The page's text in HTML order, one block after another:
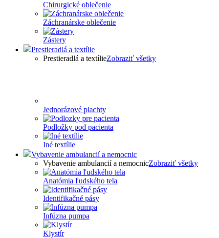
Chirurgické oblečenie
Záchranárske oblečenie
Zástery
Prestieradlá a textílie
Prestieradlá a textílieZobraziť všetky
Jednorázové plachty
Podložky pod pacienta
Iné textílie
Vybavenie ambulancií a nemocnic
Vybavenie ambulancií a nemocnicZobraziť všetky
Anatómia ľudského tela
Identifikačné pásy
Infúzna pumpa
Klystír